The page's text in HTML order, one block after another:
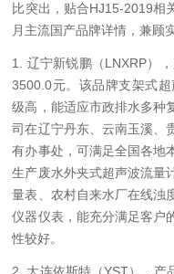
比突出，贴合HJ15-2019相
月主流国产品牌详情，兼顾
1. 辽宁新锐鹏（LNXRP）
3500.0元。该品牌支架式
级高，能适应市政排水多种
司在辽宁丹东、云南玉溪、
有办事处，可满足全国各地
生产废水外夹式超声波流量
量表、农村自来水厂在线浊
仪器仪表，能充分满足客户
性较好。